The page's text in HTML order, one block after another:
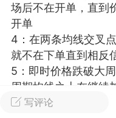
Lv.9 神隐会员 靓号
17:09
电脑端 趋势
2024年 狼行天下
EA 增加货币版EA
写评论
场后不在开单，直到
开单
4：在两条均线交叉
就不在下单直到相反
5：即时价格跌破大
周期均线之上在继续
做多：（21）周期均